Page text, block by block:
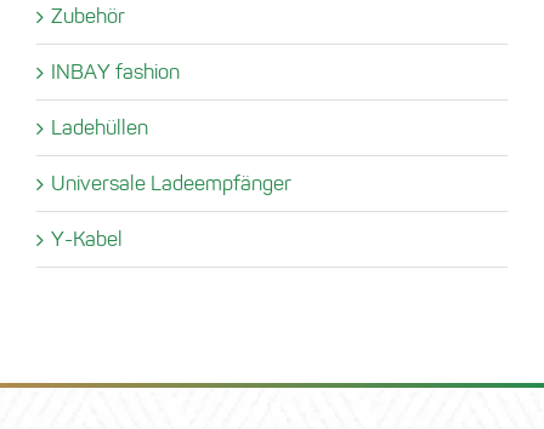
Zubehör
INBAY fashion
Ladehüllen
Universale Ladeempfänger
Y-Kabel